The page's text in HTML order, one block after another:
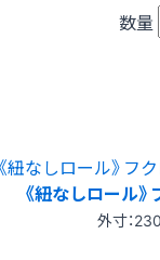
数量
《紐なしロール
外寸：